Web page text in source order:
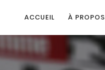
ACCUEIL À PROPOS